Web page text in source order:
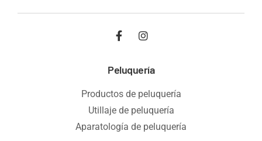
Peluquería
Productos de peluquería
Utillaje de peluquería
Aparatología de peluquería